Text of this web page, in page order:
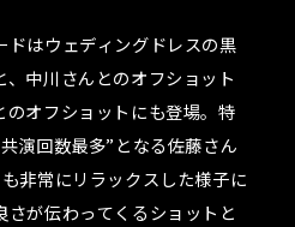
ドはウェディングドレスの黒
中川さんとのオフショット
オフショットにも登場。特
演回数最多”となる佐藤さん
非常にリラックスした様子に
が伝わってくるショットと